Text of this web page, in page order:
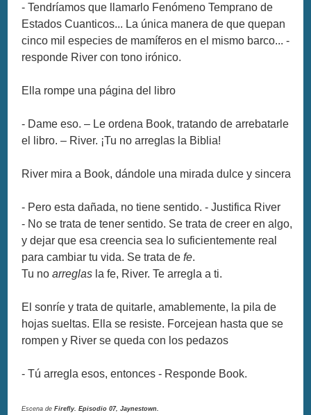
- Tendríamos que llamarlo Fenómeno Temprano de
Estados Cuanticos... La única manera de que quepan
cinco mil especies de mamíferos en el mismo barco... -
responde River con tono irónico.
Ella rompe una página del libro
- Dame eso. – Le ordena Book, tratando de arrebatarle
el libro. – River. ¡Tu no arreglas la Biblia!
River mira a Book, dándole una mirada dulce y sincera
- Pero esta dañada, no tiene sentido. - Justifica River
- No se trata de tener sentido. Se trata de creer en algo,
y dejar que esa creencia sea lo suficientemente real
para cambiar tu vida. Se trata defe.
Tu noarreglas la fe, River. Te arregla a ti.
El sonríe y trata de quitarle, amablemente, la pila de
hojas sueltas. Ella se resiste. Forcejean hasta que se
rompen y River se queda con los pedazos
- Tú arregla esos, entonces - Responde Book.
Escena deFirefly. Episodio 07, Jaynestown.